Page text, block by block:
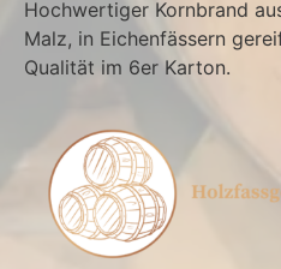
Hochwertiger Kornbrand
Malz, in Eichenfässern
Qualität im 6er Karton.